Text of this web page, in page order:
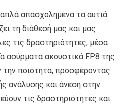
απασχολημένα τα αυτιά
τη διάθεσή μας και μας
τις δραστηριότητες, μέσα
ασύρματα ακουστικά FP8 της
την ποιότητα, προσφέροντας
ανάλυσης και άνεση στην
τις δραστηριότητες και